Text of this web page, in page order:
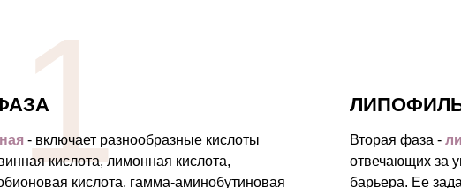
- включает разнообразные кислоты
кислота, лимонная кислота,
кислота, гамма-аминобутиновая
1 Вторая фаза -
отвечающих за
барьера. Ее